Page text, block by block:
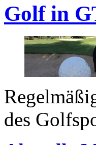
Golf in
des